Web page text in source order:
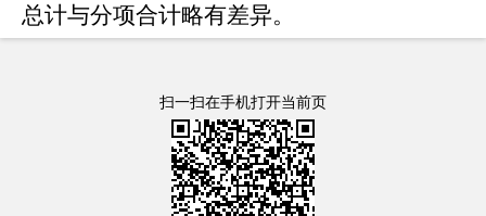
总计与分项合计略有差异。
扫一扫在手机打开当前页